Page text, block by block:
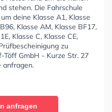
stehen. Die Fahrschule
deine Klasse A1, Klasse
Klasse AM, Klasse BF17,
Klasse C, Klasse CE,
zu
Töff GmbH - Kurze Str. 27
anfragen.
anfragen